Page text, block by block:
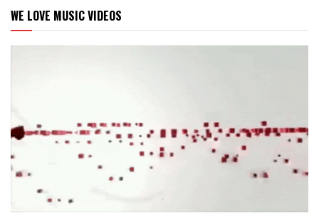
WE LOVE MUSIC VIDEOS